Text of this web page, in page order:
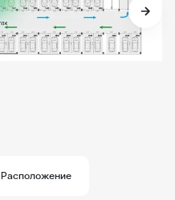
Расположение